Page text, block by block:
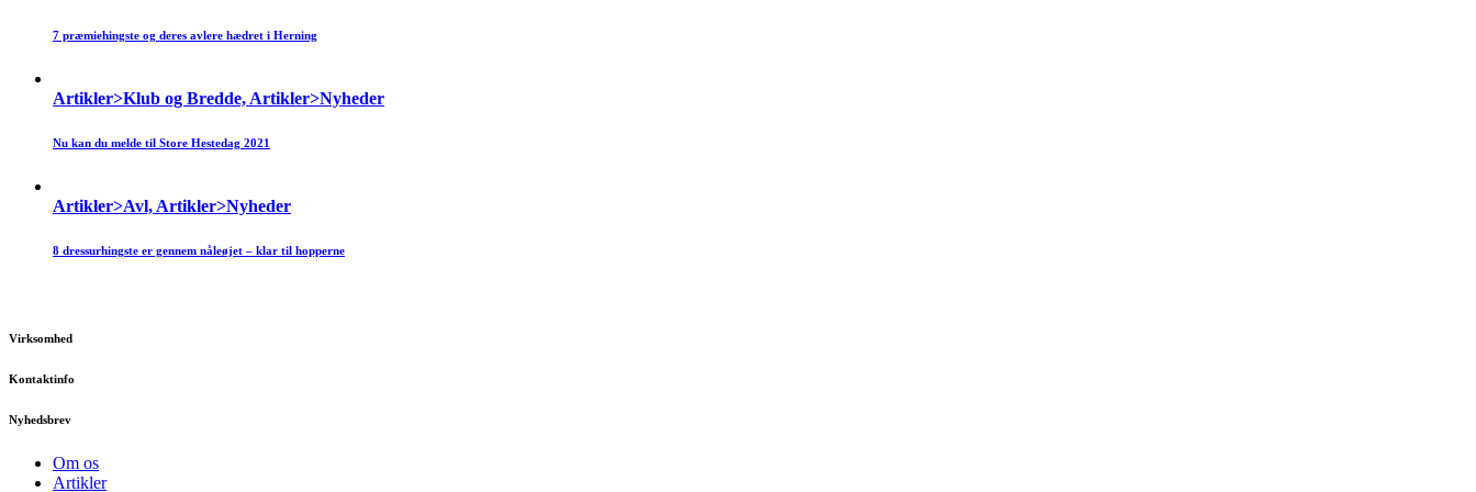
7 præmiehingste og deres avlere hædret i Herning
Artikler>Klub og Bredde, Artikler>Nyheder
Nu kan du melde til Store Hestedag 2021
Artikler>Avl, Artikler>Nyheder
8 dressurhingste er gennem nåleøjet – klar til hopperne
Virksomhed
Kontaktinfo
Nyhedsbrev
Om os
Artikler